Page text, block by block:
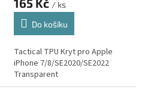
165 Kč / ks
Do košíku
Tactical TPU Kryt pro Apple
iPhone 7/8/SE2020/SE2022
Transparent